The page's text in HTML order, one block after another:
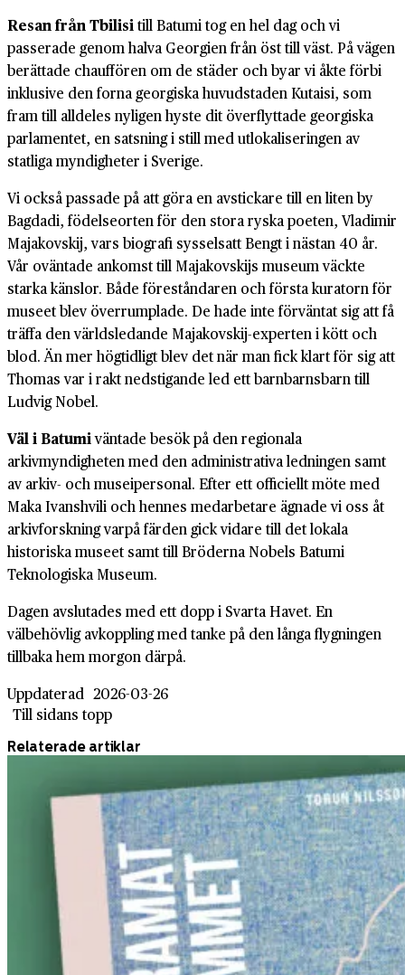
Resan från Tbilisitill Batumi tog en hel dag och vi
passerade genom halva Georgien från öst till väst. På vägen
berättade chauffören om de städer och byar vi åkte förbi
inklusive den forna georgiska huvudstaden Kutaisi, som
fram till alldeles nyligen hyste dit överflyttade georgiska
parlamentet, en satsning i still med utlokaliseringen av
statliga myndigheter i Sverige.
Vi också passade på att göra en avstickare till en liten by
Bagdadi, födelseorten för den stora ryska poeten, Vladimir
Majakovskij, vars biografi sysselsatt Bengt i nästan 40 år.
Vår oväntade ankomst till Majakovskijs museum väckte
starka känslor. Både föreståndaren och första kuratorn för
museet blev överrumplade. De hade inte förväntat sig att få
träffa den världsledande Majakovskij-experten i kött och
blod. Än mer högtidligt blev det när man fick klart för sig att
Thomas var i rakt nedstigande led ett barnbarnsbarn till
Ludvig Nobel.
Väl i Batumiväntade besök på den regionala
arkivmyndigheten med den administrativa ledningen samt
av arkiv- och museipersonal. Efter ett officiellt möte med
Maka Ivanshvili och hennes medarbetare ägnade vi oss åt
arkivforskning varpå färden gick vidare till det lokala
historiska museet samt till Bröderna Nobels Batumi
Teknologiska Museum.
Dagen avslutades med ett dopp i Svarta Havet. En
välbehövlig avkoppling med tanke på den långa flygningen
tillbaka hem morgon därpå.
Uppdaterad 2026-03-26
Till sidans topp
Relaterade artiklar